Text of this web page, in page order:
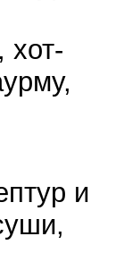
хот-
и